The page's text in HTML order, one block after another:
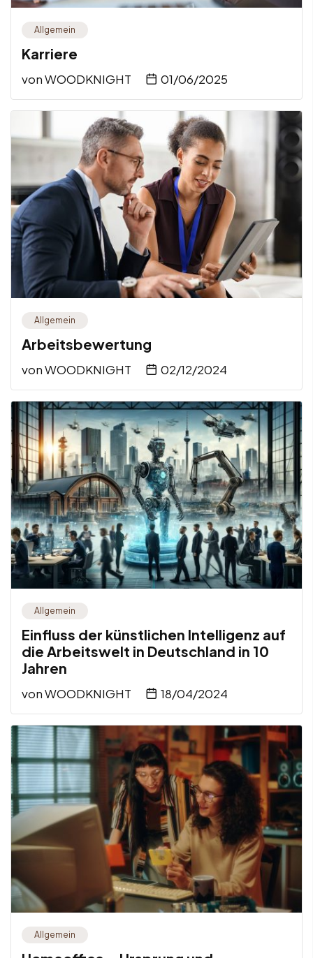
Allgemein
Karriere
vonWOODKNIGHT 01/06/2025
Allgemein
Arbeitsbewertung
vonWOODKNIGHT 02/12/2024
Allgemein
Einfluss der künstlichen Intelligenz auf
die Arbeitswelt in Deutschland in 10
Jahren
vonWOODKNIGHT 18/04/2024
Allgemein